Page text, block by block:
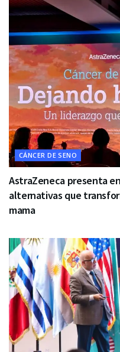
CÁNCER DE SENO
AstraZeneca presenta
alternativas que
mama